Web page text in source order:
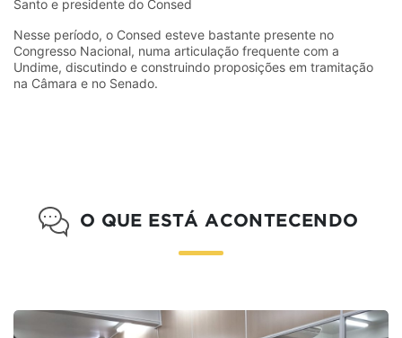
Santo e presidente do Consed
Nesse período, o Consed esteve bastante presente no
Congresso Nacional, numa articulação frequente com a
Undime, discutindo e construindo proposições em tramitação
na Câmara e no Senado.
O QUE ESTÁ ACONTECENDO